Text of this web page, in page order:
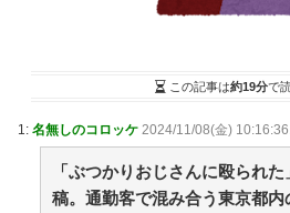
【日本ハム対楽天17回戦】楽
ン！！！！！！！！！！！！！ /
36歳の彼女と結婚したいのに
ら信じられない言葉が飛び出し
ライン
Powered by livedoor 相互RSS
この記事は約19分で
1: 名無しのコロッケ 2024/11/08(金)
「ぶつかりおじさんに殴られ
稿。通勤客で混み合う東京都